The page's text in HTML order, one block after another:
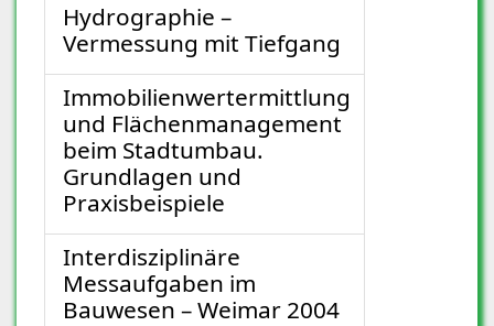
Hydrographie –
Vermessung mit Tiefgang
Immobilienwertermittlung
und Flächenmanagement
beim Stadtumbau.
Grundlagen und
Praxisbeispiele
Interdisziplinäre
Messaufgaben im
Bauwesen – Weimar 2004